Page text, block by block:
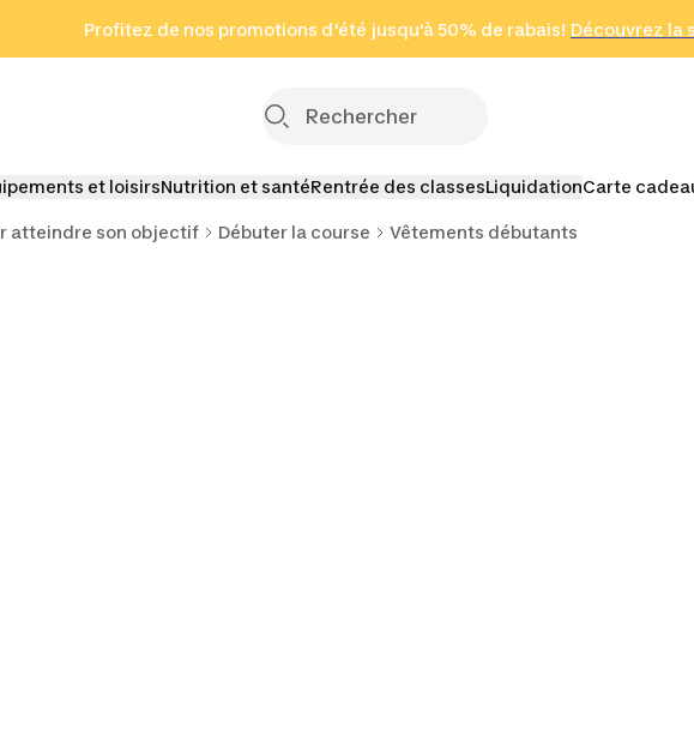
Aller au pied de page
Profitez de nos promotions d'été jusqu'à 50% de rabais! Découvrez la
Cliquez ici
en seulement 2
(Zones sélectionnées)
et loisirsNutrition et santéRentrée des classesLiquidationCarte
atteindre son objectif Débuter la course Vêtements débutants